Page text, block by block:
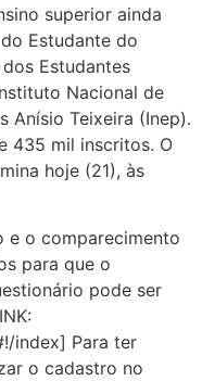
superior ainda
Estudante do
Estudantes
Nacional de
Anísio Teixeira (Inep).
435 mil inscritos. O
hoje (21), às
e o comparecimento
para que o
pode ser
index] Para ter
o cadastro no